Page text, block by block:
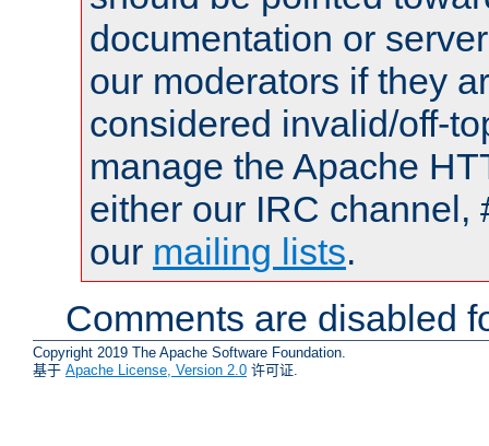
documentation or
our moderators if they
considered invalid/off-
manage the Apache
either our IRC channel,
our mailing lists.
Comments are disabled
Copyright 2019 The Apache Software Foundation.
基于 Apache License, Version 2.0 许可证.